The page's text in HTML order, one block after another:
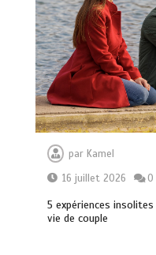
par Kamel
16 juillet 2026
0
5 expériences
vie de couple